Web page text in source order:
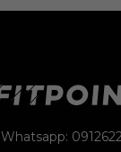
Whatsapp: